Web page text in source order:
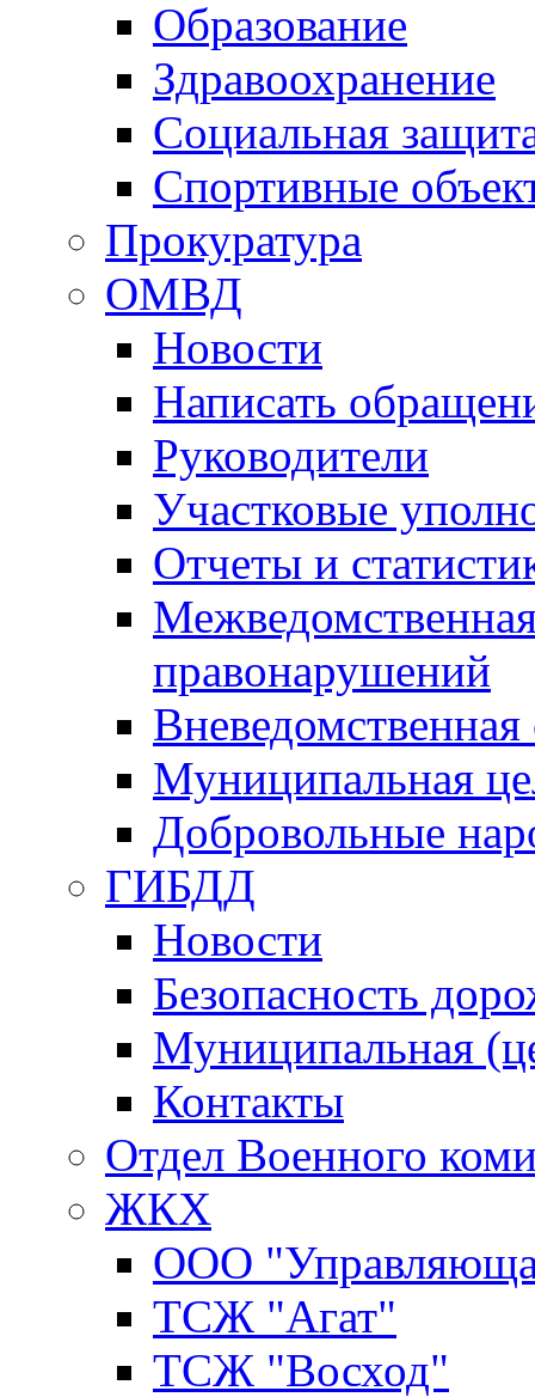
Образование
Здравоохранение
Социальная
Спортивные
Прокуратура
ОМВД
Новости
Написать
Руководители
Участковые
Отчеты и
правонарушений
Вневедомственная
Муниципальная
Добровольные
ГИБДД
Новости
Безопасность
Муниципальная
Контакты
Отдел Военного
ЖКХ
ООО
ТСЖ "Агат"
ТСЖ "Восход"